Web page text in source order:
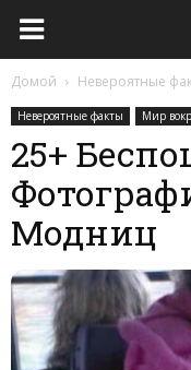
Домой Невероятные
Невероятные факты Мир
25+
Модниц